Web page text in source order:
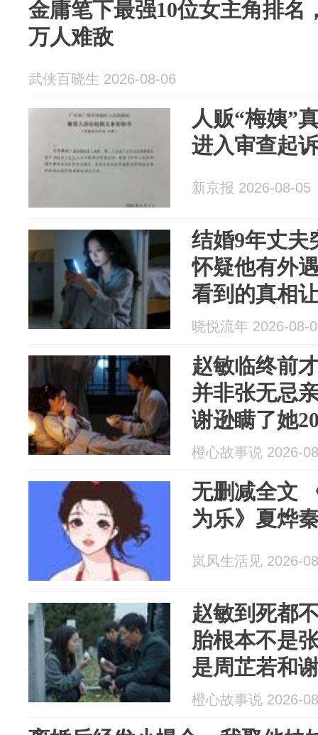
金庸笔下最强10位女主角排名
万人难敌
武侠百晓生 2026-08-06
人贩“梅姨”
进入审查起
新京报 2026-08-05
结婚9年丈夫
怀疑他有外
看到的真相
晓悦流年 2026-08-
赵敏临终前
并非张无忌
谢逊瞒了她
橙心故事说 2026-
无删减全文
为乐》夏烨
岚风生活见 2026-
赵敏到死都
胎根本不是
是周芷若和
一个惊天秘
橙心故事说 2026-